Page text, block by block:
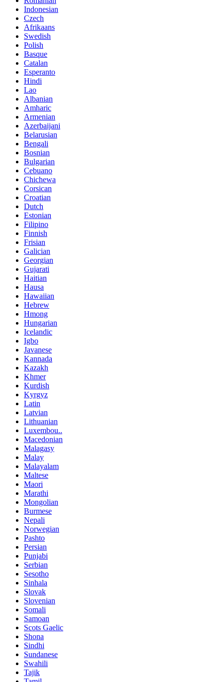
Indonesian
Czech
Afrikaans
Swedish
Polish
Basque
Catalan
Esperanto
Hindi
Lao
Albanian
Amharic
Armenian
Azerbaijani
Belarusian
Bengali
Bosnian
Bulgarian
Cebuano
Chichewa
Corsican
Croatian
Dutch
Estonian
Filipino
Finnish
Frisian
Galician
Georgian
Gujarati
Haitian
Hausa
Hawaiian
Hebrew
Hmong
Hungarian
Icelandic
Igbo
Javanese
Kannada
Kazakh
Khmer
Kurdish
Kyrgyz
Latin
Latvian
Lithuanian
Luxembou..
Macedonian
Malagasy
Malay
Malayalam
Maltese
Maori
Marathi
Mongolian
Burmese
Nepali
Norwegian
Pashto
Persian
Punjabi
Serbian
Sesotho
Sinhala
Slovak
Slovenian
Somali
Samoan
Scots Gaelic
Shona
Sindhi
Sundanese
Swahili
Tajik